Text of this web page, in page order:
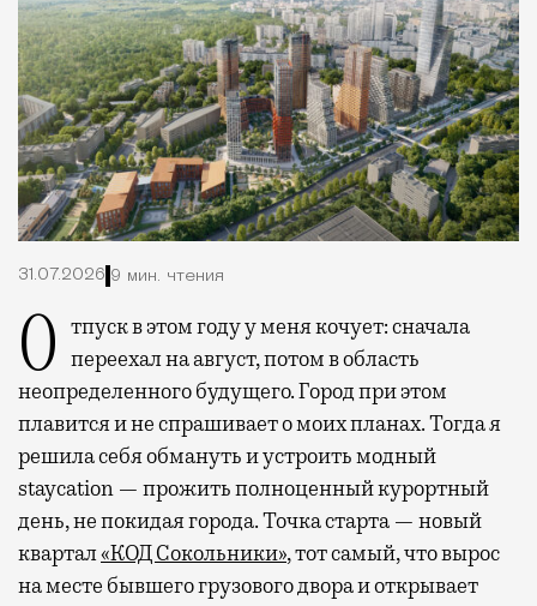
31.07.2026 9 мин. чтения
Отпуск в этом году у меня кочует: сначала переехал на август, потом в область
неопределенного будущего. Город при этом
плавится и не спрашивает о моих планах. Тогда я
решила себя обмануть и устроить модный
staycation — прожить полноценный курортный
день, не покидая города. Точка старта — новый
квартал«КОД Сокольники», тот самый, что вырос
на месте бывшего грузового двора и открывает